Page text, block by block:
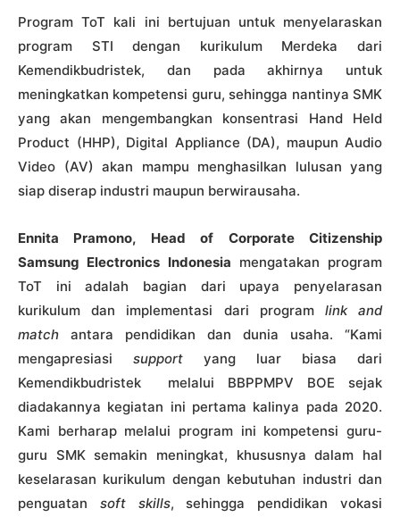
Program ToT kali ini bertujuan untuk menyelaraskan
program STI dengan kurikulum Merdeka dari
Kemendikbudristek, dan pada akhirnya untuk
meningkatkan kompetensi guru, sehingga nantinya SMK
yang akan mengembangkan konsentrasi Hand Held
Product (HHP), Digital Appliance (DA), maupun Audio
Video (AV) akan mampu menghasilkan lulusan yang
siap diserap industri maupun berwirausaha.
Ennita Pramono, Head of Corporate Citizenship
Samsung Electronics Indonesia mengatakan program
ToT ini adalah bagian dari upaya penyelarasan
kurikulum dan implementasi dari program link and
match antara pendidikan dan dunia usaha. “Kami
mengapresiasi support yang luar biasa dari
Kemendikbudristek melalui BBPPMPV BOE sejak
diadakannya kegiatan ini pertama kalinya pada 2020.
Kami berharap melalui program ini kompetensi guru-
guru SMK semakin meningkat, khususnya dalam hal
keselarasan kurikulum dengan kebutuhan industri dan
penguatan soft skills, sehingga pendidikan vokasi